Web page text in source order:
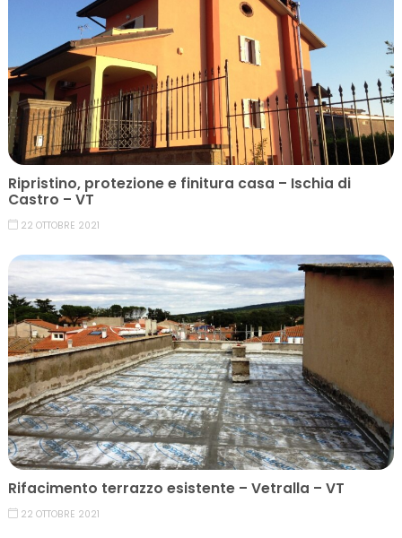
Ripristino, protezione e finitura casa – Ischia di
Castro – VT
22 OTTOBRE 2021
Rifacimento terrazzo esistente – Vetralla – VT
22 OTTOBRE 2021